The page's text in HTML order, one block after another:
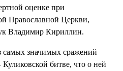
оценке при
Православной Церкви,
Владимир Кириллин.
самых значимых сражений
битве, что о ней